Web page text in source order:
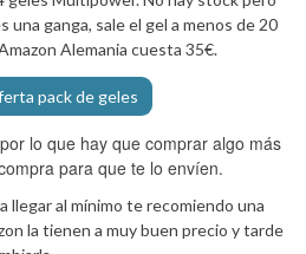
una ganga, sale el gel a menos de 20
Alemania cuesta 35€.
pack de geles
lo que hay que comprar algo más
para que te lo envíen.
llegar al mínimo te recomiendo una
la tienen a muy buen precio y tarde